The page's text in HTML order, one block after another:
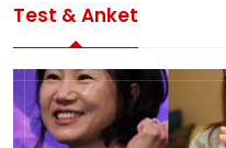
Test & Anket